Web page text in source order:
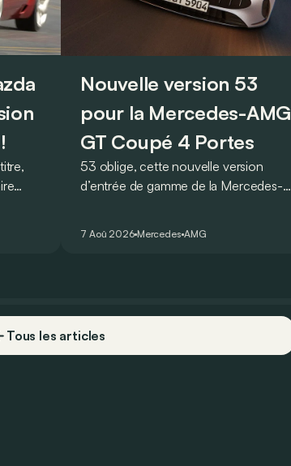
Nouvelle version 53
pour la Mercedes-AMG
GT Coupé 4 Portes
53 oblige, cette nouvelle version
d’entrée de gamme de la Mercedes-
7 Aoû 2026 Mercedes AMG
Tous les articles